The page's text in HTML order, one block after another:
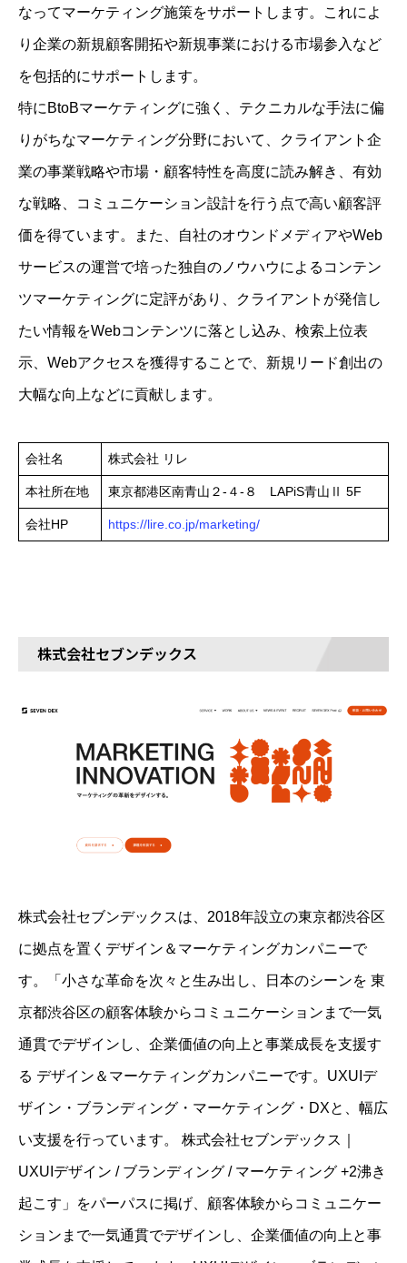
なってマーケティング施策をサポートします。これによ
り企業の新規顧客開拓や新規事業における市場参入など
を包括的にサポートします。
特にBtoBマーケティングに強く、テクニカルな手法に偏
りがちなマーケティング分野において、クライアント企
業の事業戦略や市場・顧客特性を高度に読み解き、有効
な戦略、コミュニケーション設計を行う点で高い顧客評
価を得ています。また、自社のオウンドメディアやWeb
サービスの運営で培った独自のノウハウによるコンテン
ツマーケティングに定評があり、クライアントが発信し
たい情報をWebコンテンツに落とし込み、検索上位表
示、Webアクセスを獲得することで、新規リード創出の
大幅な向上などに貢献します。
会社名 株式会社 リレ
本社所在地 東京都港区南青山２-４-８ LAPiS青山Ⅱ 5F
会社HP https://lire.co.jp/marketing/
株式会社セブンデックス
株式会社セブンデックスは、2018年設立の東京都渋谷区
に拠点を置くデザイン＆マーケティングカンパニーで
す。「小さな革命を次々と生み出し、日本のシーンを 東
京都渋谷区の顧客体験からコミュニケーションまで一気
通貫でデザインし、企業価値の向上と事業成長を支援す
る デザイン＆マーケティングカンパニーです。UXUIデ
ザイン・ブランディング・マーケティング・DXと、幅広
い支援を行っています。 株式会社セブンデックス｜
UXUIデザイン / ブランディング / マーケティング +2沸き
起こす」をパーパスに掲げ、顧客体験からコミュニケー
ションまで一気通貫でデザインし、企業価値の向上と事